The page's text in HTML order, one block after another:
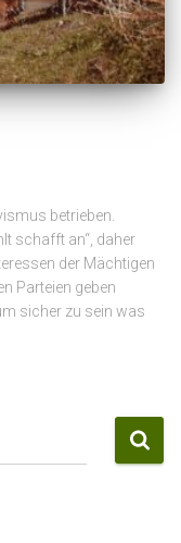
betrieben.
schafft an“, daher
der Mächtigen
Parteien geben
sicher zu sein was